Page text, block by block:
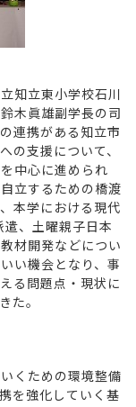
知立東小学校石川
木眞雄副学長の司
連携がある知立市
の支援について、
中心に進められ
立するための橋渡
本学における現代
、土曜親子日本
材開発などについ
い機会となり、事
る問題点・現状に
た。
くための環境整備
を強化していく基